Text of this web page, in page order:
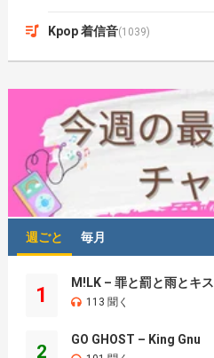
Kpop 着信音(1039)
週ごと 毎月
1
M!LK – 罪と罰と雨とキス
113 聞く
2
GO GHOST – King Gnu